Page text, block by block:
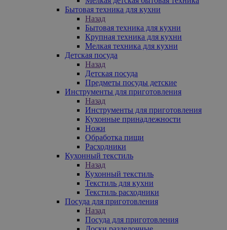
Бытовая техника для кухни
Назад
Бытовая техника для кухни
Крупная техника для кухни
Мелкая техника для кухни
Детская посуда
Назад
Детская посуда
Предметы посуды детские
Инструменты для приготовления
Назад
Инструменты для приготовления
Кухонные принадлежности
Ножи
Обработка пищи
Расходники
Кухонный текстиль
Назад
Кухонный текстиль
Текстиль для кухни
Текстиль расходники
Посуда для приготовления
Назад
Посуда для приготовления